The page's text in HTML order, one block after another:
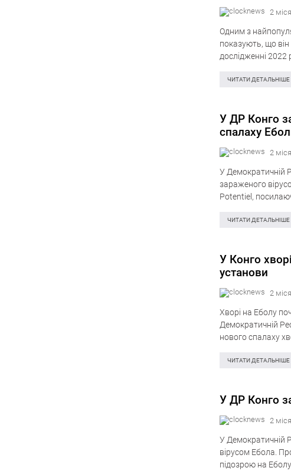
2
Одним з
показують, що
дослідженні 2022
ЧИТАТИ ДЕТАЛЬНІШЕ
У ДР Конго
спалаху
2
У Демократичній
зараженого
Potentiel,
ЧИТАТИ ДЕТАЛЬНІШЕ
У Конго
установи
2
Хворі на Еболу
Демократичній
нового спалаху
ЧИТАТИ ДЕТАЛЬНІШЕ
У ДР Конго
2
У Демократичній
вірусом Ебола.
підозрою на